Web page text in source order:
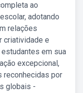
ao
adotando
relações
criatividade e
em sua
excepcional,
reconhecidas por
globais -